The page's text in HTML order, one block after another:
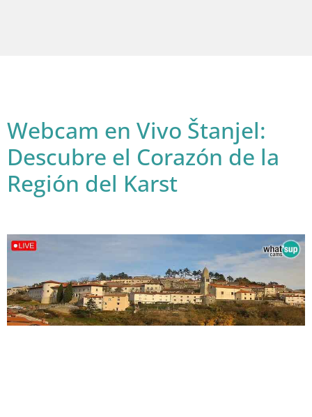
Webcam en Vivo Štanjel:
Descubre el Corazón de la
Región del Karst